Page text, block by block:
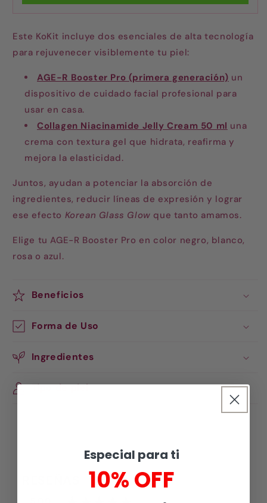
Este KoKit incluye dos esenciales de alta tecnología
para rejuvenecer visiblemente tu piel:
AGE-R Booster Pro (primera generación) un
dispositivo de cuidado facial profesional para
usar en casa.
Collagen Niacinamide Jelly Cream 50 ml una
crema con textura gel que hidrata, reafirma y
mejora la elasticidad.
Juntos, ayudan a potenciar la absorción de
ingredientes, reducir líneas de expresión y lograr
ese efecto Korean Glass Glow que tanto amamos.
Elige tu AGE-R Booster Pro en color negro, blanco,
rosa o azul.
Beneficios
Forma de Uso
Ingredientes
Tipo de piel
Especial para ti
10% OFF